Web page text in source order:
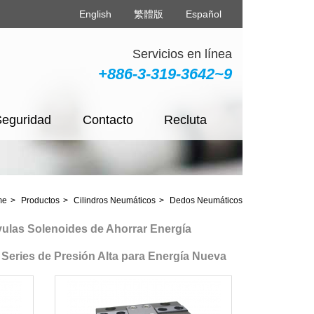
English 繁體版 Español
Servicios en línea
+886-3-319-3642~9
Contacto Recluta
Productos Cilindros Neumáticos Dedos Neumáticos
Solenoides de Ahorrar Energía
de Presión Alta para Energía Nueva